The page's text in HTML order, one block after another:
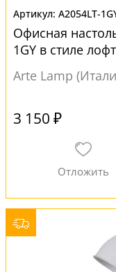
A2054LT-
Офисная
1GY в стиле лофт
Arte Lamp
3 150 ₽